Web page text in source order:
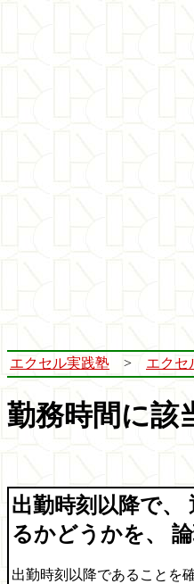
エクセル実践塾 > エクセ
勤務時間に該
出勤時刻以降で、
るかどうかを、
出勤時刻以降であることを